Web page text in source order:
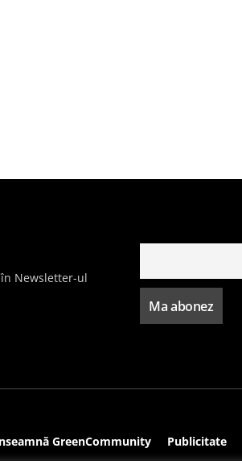
Newsletter-ul
GreenCommunity Publicitate